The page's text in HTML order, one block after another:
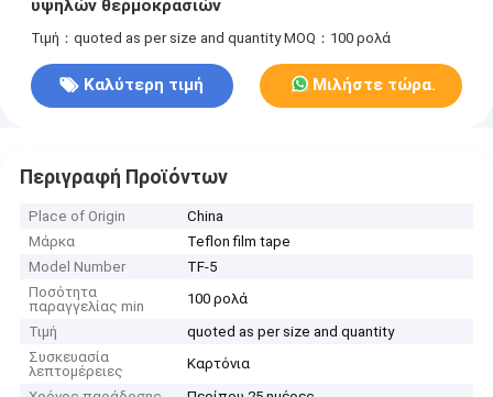
υψηλών θερμοκρασιών
Τιμή：quoted as per size and quantity MOQ：100 ρολά
Καλύτερη τιμή Μιλήστε τώρα.
Περιγραφή Προϊόντων
Place of Origin
China
Μάρκα
Teflon film tape
Model Number
TF-5
Ποσότητα
παραγγελίας min
100 ρολά
Τιμή
quoted as per size and quantity
Συσκευασία
λεπτομέρειες
Καρτόνια